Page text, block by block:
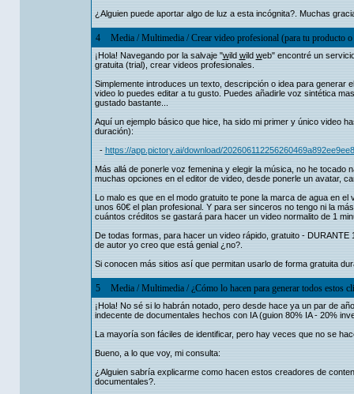
¿Alguien puede aportar algo de luz a esta incógnita?. Muchas
4 Media/Multimedia/Crear video profesional (para tu producto
¡Hola! Navegando por la salvaje "wild wild web" encontré un
gratuita (trial), crear videos profesionales.
Simplemente introduces un texto, descripción o idea para generar
video lo puedes editar a tu gusto. Puedes añadirle voz sintética
gustado bastante...
Aquí un ejemplo básico que hice, ha sido mi primer y único video
duración):
- https://app.pictory.ai/download/
Más allá de ponerle voz femenina y elegir la música, no he
muchas opciones en el editor de video, desde ponerle un avatar,
Lo malo es que en el modo gratuito te pone la marca de agua en
unos 60€ el plan profesional. Y para ser sinceros no tengo ni la
cuántos créditos se gastará para hacer un video normalito de 1
De todas formas, para hacer un video rápido, gratuito -
de autor yo creo que está genial ¿no?.
Si conocen más sitios así que permitan usarlo de forma gratuita
5 Media/Multimedia/¿Cómo lo hacen para generar todos estos
¡Hola! No sé si lo habrán notado, pero desde hace ya un par de
indecente de documentales hechos con IA (guion 80% IA - 20%
La mayoría son fáciles de identificar, pero hay veces que no se
Bueno, a lo que voy, mi consulta:
¿Alguien sabría explicarme como hacen estos creadores de
documentales?.